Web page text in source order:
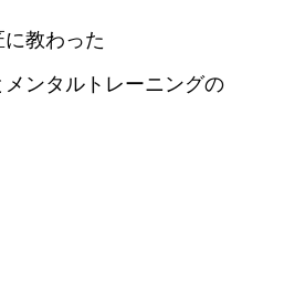
教わった
ンタルトレーニングの